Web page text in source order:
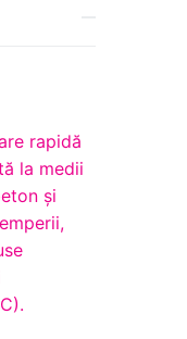
rapidă
la medii
și